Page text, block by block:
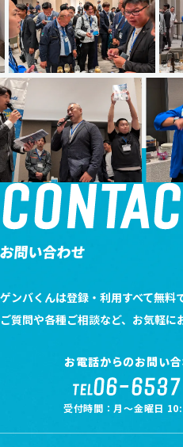
MEMBER
メンバー紹介
GENBAKUN-HERO
GENBAKUN HEROES
問い合わせ
ゲンバくんは登録・利用すべて無料
ご質問や各種ご相談など、お気軽に
お電話からのお問い
TEL06-
受付時間：月～金曜日